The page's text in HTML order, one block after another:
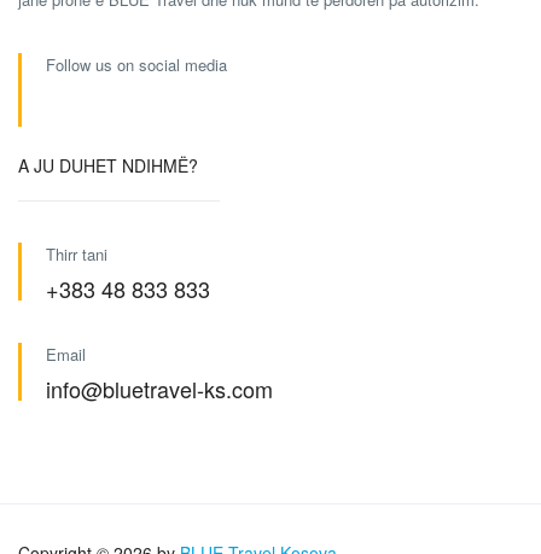
Follow us on social media
A JU DUHET NDIHMË?
Thirr tani
+383 48 833 833
Email
info@bluetravel-ks.com